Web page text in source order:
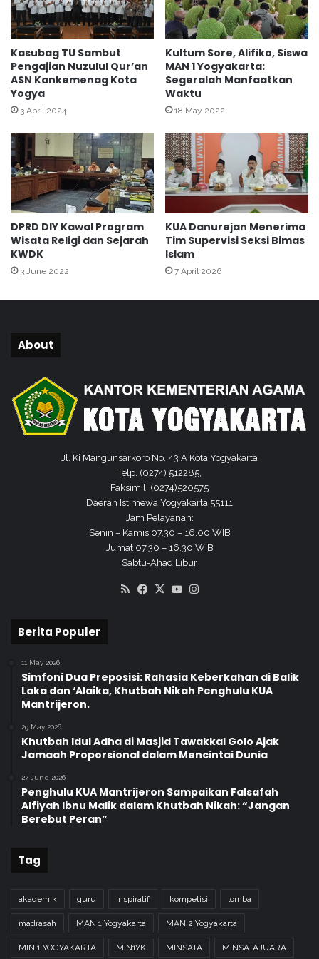
s
Z
a
w
a
K
a
n
i
l
K
e
m
e
n
a
g
D
Y
m
e
n
a
g
K
o
t
Y
o
g
y
a
k
a
r
t
a
d
Kasubag TU Sambut
Pengajian Nuzulul Qur’an
ASN Kankemenag Kota
Yogya
3 April 2024
Kultum Sore, Alifiko, Siswa
MAN 1 Yogyakarta:
Segeralah Manfaatkan
Waktu
18 May 2022
DPRD DIY Kawal Program
Wisata Religi dan Sejarah
KWDK
3 June 2022
KUA Danurejan Menerima
Tim Supervisi Seksi Bimas
Islam
7 April 2026
About
Jl. Ki Mangunsarkoro No. 43 A Kota Yogyakarta
Telp. (0274) 512285,
Faksimili (0274)520575
Daerah Istimewa Yogyakarta 55111
Jam Pelayanan:
Senin – Kamis 07.30 – 16.00 WIB
Jumat 07.30 – 16.30 WIB
Sabtu-Ahad Libur
RSS Facebook
X YouTube
Berita Populer
11 May 2026
Simfoni Dua Preposisi: Rahasia Keberkahan di Balik
Laka dan ‘Alaika, Khutbah Nikah Penghulu KUA
Mantrijeron.
29 May 2026
Khutbah Idul Adha di Masjid Tawakkal Golo Ajak
Jamaah Proporsional dalam Mencintai Dunia
27 June 2026
Penghulu KUA Mantrijeron Sampaikan Falsafah
Alfiyah Ibnu Malik dalam Khutbah Nikah: “Jangan
Berebut Peran”
Tag
akademik guru inspiratif kompetisi lomba
madrasah MAN 1 Yogyakarta MAN 2 Yogyakarta
MIN 1 YOGYAKARTA MIN1YK MINSATA MINSATAJUARA